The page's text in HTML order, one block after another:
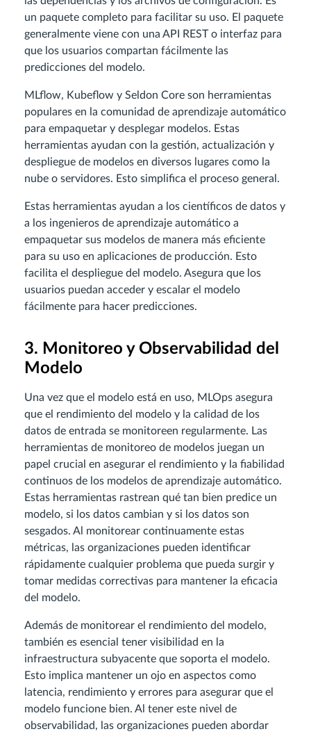
un paquete completo para facilitar su uso. El paquete
generalmente viene con una API REST o interfaz para
que los usuarios compartan fácilmente las
predicciones del modelo.
MLflow, Kubeflow y Seldon Core son herramientas
populares en la comunidad de aprendizaje automático
para empaquetar y desplegar modelos. Estas
herramientas ayudan con la gestión, actualización y
despliegue de modelos en diversos lugares como la
nube o servidores. Esto simplifica el proceso general.
Estas herramientas ayudan a los científicos de datos y
a los ingenieros de aprendizaje automático a
empaquetar sus modelos de manera más eficiente
para su uso en aplicaciones de producción. Esto
facilita el despliegue del modelo. Asegura que los
usuarios puedan acceder y escalar el modelo
fácilmente para hacer predicciones.
3. Monitoreo y Observabilidad del
Modelo
Una vez que el modelo está en uso, MLOps asegura
que el rendimiento del modelo y la calidad de los
datos de entrada se monitoreen regularmente. Las
herramientas de monitoreo de modelos juegan un
papel crucial en asegurar el rendimiento y la fiabilidad
continuos de los modelos de aprendizaje automático.
Estas herramientas rastrean qué tan bien predice un
modelo, si los datos cambian y si los datos son
sesgados. Al monitorear continuamente estas
métricas, las organizaciones pueden identificar
rápidamente cualquier problema que pueda surgir y
tomar medidas correctivas para mantener la eficacia
del modelo.
Además de monitorear el rendimiento del modelo,
también es esencial tener visibilidad en la
infraestructura subyacente que soporta el modelo.
Esto implica mantener un ojo en aspectos como
latencia, rendimiento y errores para asegurar que el
modelo funcione bien. Al tener este nivel de
observabilidad, las organizaciones pueden abordar